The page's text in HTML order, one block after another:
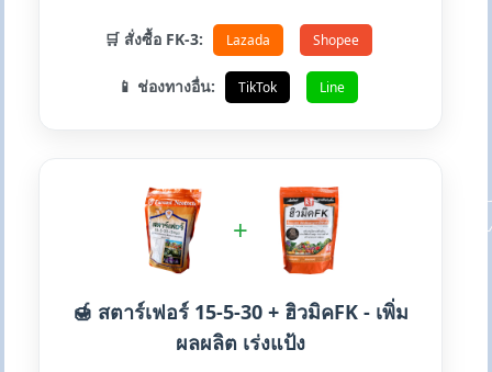
🛒 สั่งซื้อ FK-3: Lazada Shopee
📱 ช่องทางอื่น: TikTok Line
+
🍯 สตาร์เฟอร์ 15-5-30 + ฮิวมิคFK - เพิ่ม
ผลผลิต เร่งแป้ง